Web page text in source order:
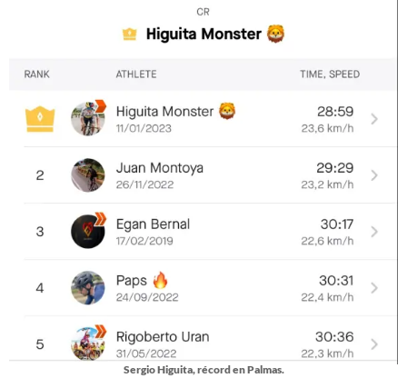
Sergio Higuita, récord en Palmas.